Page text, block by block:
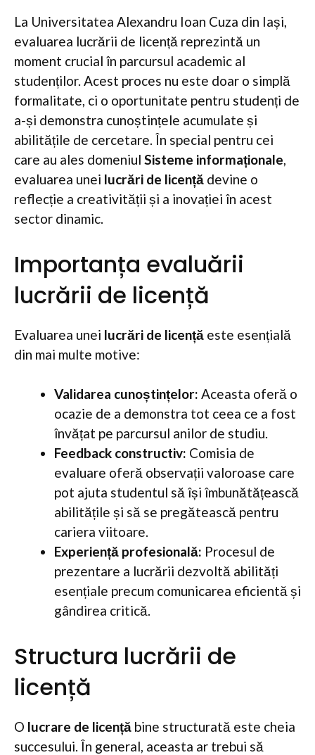
La Universitatea Alexandru Ioan Cuza din Iași,
evaluarea lucrării de licență reprezintă un
moment crucial în parcursul academic al
studenților. Acest proces nu este doar o simplă
formalitate, ci o oportunitate pentru studenți de
a-și demonstra cunoștințele acumulate și
abilitățile de cercetare. În special pentru cei
care au ales domeniul Sisteme informaționale,
evaluarea unei lucrări de licență devine o
reflecție a creativității și a inovației în acest
sector dinamic.
Importanța evaluării
lucrării de licență
Evaluarea unei lucrări de licență este esențială
din mai multe motive:
Validarea cunoștințelor: Aceasta oferă o
ocazie de a demonstra tot ceea ce a fost
învățat pe parcursul anilor de studiu.
Feedback constructiv: Comisia de
evaluare oferă observații valoroase care
pot ajuta studentul să își îmbunătățească
abilitățile și să se pregătească pentru
cariera viitoare.
Experiență profesională: Procesul de
prezentare a lucrării dezvoltă abilități
esențiale precum comunicarea eficientă și
gândirea critică.
Structura lucrării de
licență
O lucrare de licență bine structurată este cheia
succesului. În general, aceasta ar trebui să